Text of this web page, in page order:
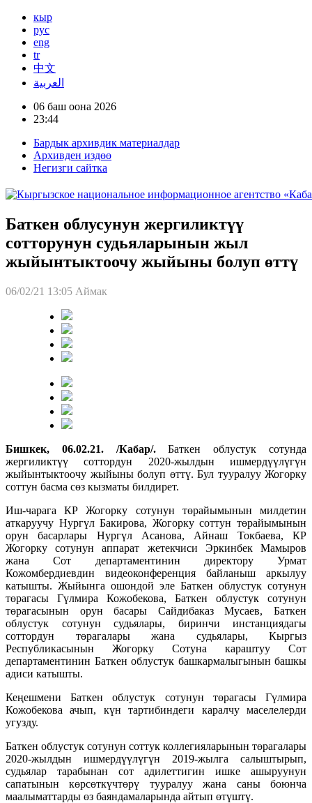
кыр
рус
eng
tr
中文
العربية
06 баш оона 2026
23:44
Бардык архивдик материалдар
Архивден издөө
Негизги сайтка
Баткен облусунун жергиликтүү
сотторунун судьяларынын жыл
жыйынтыктоочу жыйыны болуп өттү
06/02/21 13:05 Аймак
Бишкек, 06.02.21. /Кабар/.Баткен облустук сотунда
жергиликтүү соттордун 2020-жылдын ишмердүүлүгүн
жыйынтыктоочу жыйыны болуп өттү. Бул тууралуу Жогорку
соттун басма сөз кызматы билдирет.
Иш-чарага КР Жогорку сотунун төрайымынын милдетин
аткаруучу Нургүл Бакирова, Жогорку соттун төрайымынын
орун басарлары Нургүл Асанова, Айнаш Токбаева, КР
Жогорку сотунун аппарат жетекчиси Эркинбек Мамыров
жана Сот департаментинин директору Урмат
Кожомбердиевдин видеоконференция байланыш аркылуу
катышты. Жыйынга ошондой эле Баткен облустук сотунун
төрагасы Гүлмира Кожобекова, Баткен облустук сотунун
төрагасынын орун басары Сайдибаказ Мусаев, Баткен
облустук сотунун судьялары, биринчи инстанциядагы
соттордун төрагалары жана судьялары, Кыргыз
Республикасынын Жогорку Сотуна караштуу Сот
департаментинин Баткен облустук башкармалыгынын башкы
адиси катышты.
Кеңешмени Баткен облустук сотунун төрагасы Гүлмира
Кожобекова ачып, күн тартибиндеги каралчу маселелерди
угузду.
Баткен облустук сотунун соттук коллегияларынын төрагалары
2020-жылдын ишмердүүлүгүн 2019-жылга салыштырып,
судьялар тарабынан сот адилеттигин ишке ашыруунун
сапатынын көрсөткүчтөрү тууралуу жана саны боюнча
маалыматтарды өз баяндамаларында айтып өтүштү.